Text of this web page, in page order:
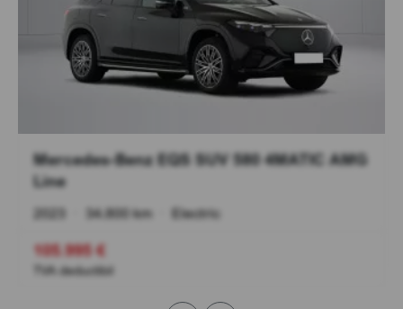
Mercedes-Benz EQS SUV 580 4MATIC AMG
Line
2023 34.800 km Electric
105.995 €
TVA deductibil